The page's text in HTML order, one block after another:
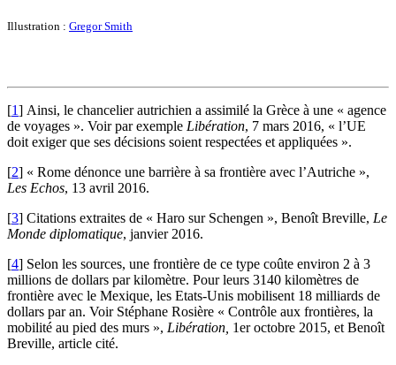
Illustration : Gregor Smith
[1] Ainsi, le chancelier autrichien a assimilé la Grèce à une « agence
de voyages ». Voir par exemple Libération, 7 mars 2016, « l’UE
doit exiger que ses décisions soient respectées et appliquées ».
[2] « Rome dénonce une barrière à sa frontière avec l’Autriche »,
Les Echos, 13 avril 2016.
[3] Citations extraites de « Haro sur Schengen », Benoît Breville, Le
Monde diplomatique, janvier 2016.
[4] Selon les sources, une frontière de ce type coûte environ 2 à 3
millions de dollars par kilomètre. Pour leurs 3140 kilomètres de
frontière avec le Mexique, les Etats-Unis mobilisent 18 milliards de
dollars par an. Voir Stéphane Rosière « Contrôle aux frontières, la
mobilité au pied des murs », Libération, 1er octobre 2015, et Benoît
Breville, article cité.